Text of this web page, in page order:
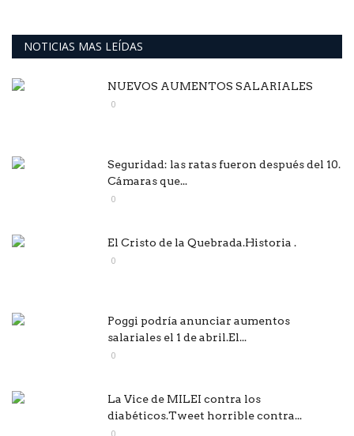
NOTICIAS MAS LEÍDAS
NUEVOS AUMENTOS SALARIALES
0
Seguridad: las ratas fueron después del 10.
Cámaras que...
0
El Cristo de la Quebrada.Historia .
0
Poggi podría anunciar aumentos
salariales el 1 de abril.El...
0
La Vice de MILEI contra los
diabéticos.Tweet horrible contra...
0